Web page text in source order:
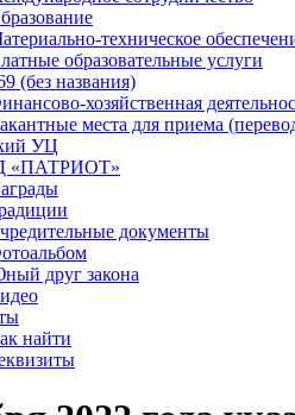
техническое
образовательные услуги
(без названия)
хозяйственная
места для приема
УЦ
«ПАТРИОТ»
документы
друг закона
найти